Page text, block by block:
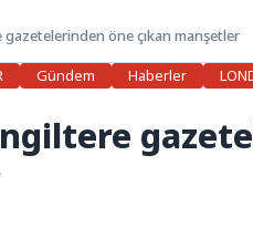
öne çıkan manşetler
Gündem Haberler